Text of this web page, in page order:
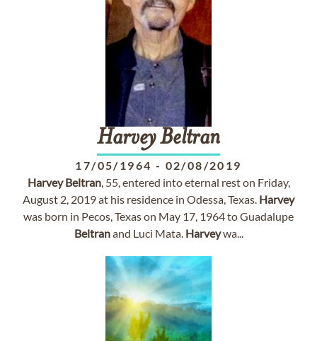
HarveyBeltran
17/05/1964 - 02/08/2019
Harvey Beltran, 55, entered into eternal rest on Friday,
August 2, 2019 at his residence in Odessa, Texas. Harvey
was born in Pecos, Texas on May 17, 1964 to Guadalupe
Beltranand Luci Mata. Harveywa...